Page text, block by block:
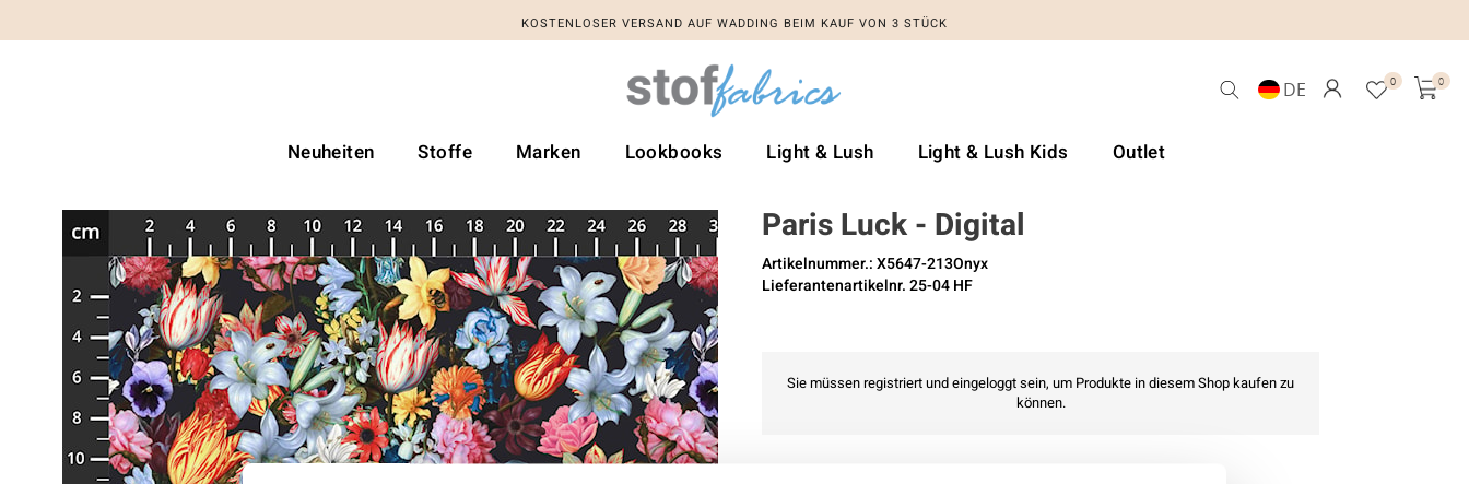
KOSTENLOSER VERSAND AUF WADDING BEIM KAUF VON 3 STÜCK
DE 0 0
Neuheiten Stoffe Marken Lookbooks Light & Lush Light & Lush Kids Outlet
Paris Luck - Digital
Artikelnummer.: X5647-213Onyx
Lieferantenartikelnr. 25-04 HF
Sie müssen registriert und eingeloggt sein, um Produkte in diesem Shop kaufen zu
können.